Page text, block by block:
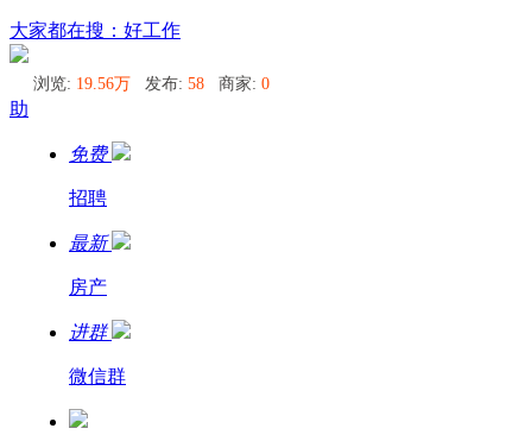
大家都在搜：好工作
浏览: 19.56万 发布: 58 商家: 0
助
免费
招聘
最新
房产
进群
微信群